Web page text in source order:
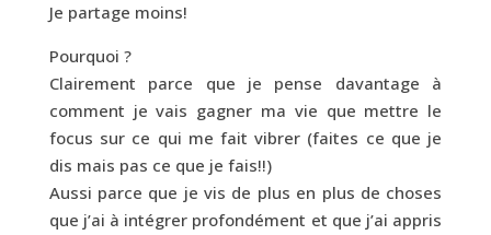
Je partage moins!
Pourquoi ?
Clairement parce que je pense davantage à
comment je vais gagner ma vie que mettre le
focus sur ce qui me fait vibrer (faites ce que je
dis mais pas ce que je fais!!)
Aussi parce que je vis de plus en plus de choses
que j’ai à intégrer profondément et que j’ai appris